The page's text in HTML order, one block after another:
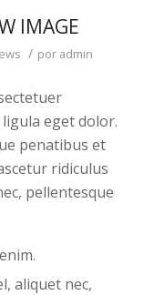
IMAGE
/ por admin
eget dolor.
penatibus et
ridiculus
pellentesque
aliquet nec,